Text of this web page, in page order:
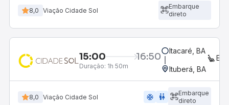
8,0 Viação Cidade Sol
Embarque
direto
15:00 16:50
Duração: 1h 50m
Itacaré, BA
Ituberá, BA
8,0 Viação Cidade Sol ac_unit wc
Embarque
direto